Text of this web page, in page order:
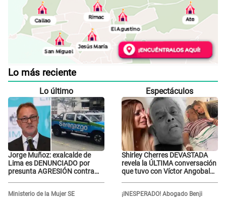
Lo más reciente
Lo último
Jorge Muñoz: exalcalde de
Lima es DENUNCIADO por
presunta AGRESIÓN contra
Ministerio de la Mujer SE
Espectáculos
Shirley Cherres DEVASTADA
revela la ÚLTIMA conversación
que tuvo con Víctor Angobaldo
¡INESPERADO! Abogado Benji